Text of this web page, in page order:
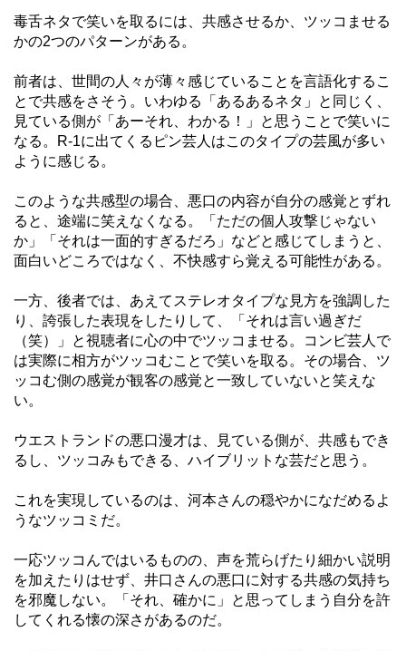
毒舌ネタで笑いを取るには、共感させるか、ツッコませる
かの2つのパターンがある。
前者は、世間の人々が薄々感じていることを言語化するこ
とで共感をさそう。いわゆる「あるあるネタ」と同じく、
見ている側が「あーそれ、わかる！」と思うことで笑いに
なる。R-1に出てくるピン芸人はこのタイプの芸風が多い
ように感じる。
このような共感型の場合、悪口の内容が自分の感覚とずれ
ると、途端に笑えなくなる。「ただの個人攻撃じゃない
か」「それは一面的すぎるだろ」などと感じてしまうと、
面白いどころではなく、不快感すら覚える可能性がある。
一方、後者では、あえてステレオタイプな見方を強調した
り、誇張した表現をしたりして、「それは言い過ぎだ
（笑）」と視聴者に心の中でツッコませる。コンビ芸人で
は実際に相方がツッコむことで笑いを取る。その場合、ツ
ッコむ側の感覚が観客の感覚と一致していないと笑えな
い。
ウエストランドの悪口漫才は、見ている側が、共感もでき
るし、ツッコみもできる、ハイブリットな芸だと思う。
これを実現しているのは、河本さんの穏やかになだめるよ
うなツッコミだ。
一応ツッコんではいるものの、声を荒らげたり細かい説明
を加えたりはせず、井口さんの悪口に対する共感の気持ち
を邪魔しない。「それ、確かに」と思ってしまう自分を許
してくれる懐の深さがあるのだ。